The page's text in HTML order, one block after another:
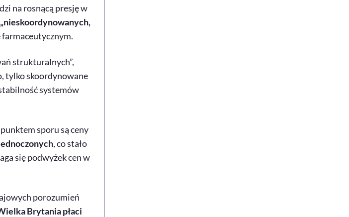
na rosnącą presję w
strukturalnych”,
tylko skoordynowane
systemów
sporu są ceny
, co stało
się podwyżek cen w
porozumień
Brytania płaci